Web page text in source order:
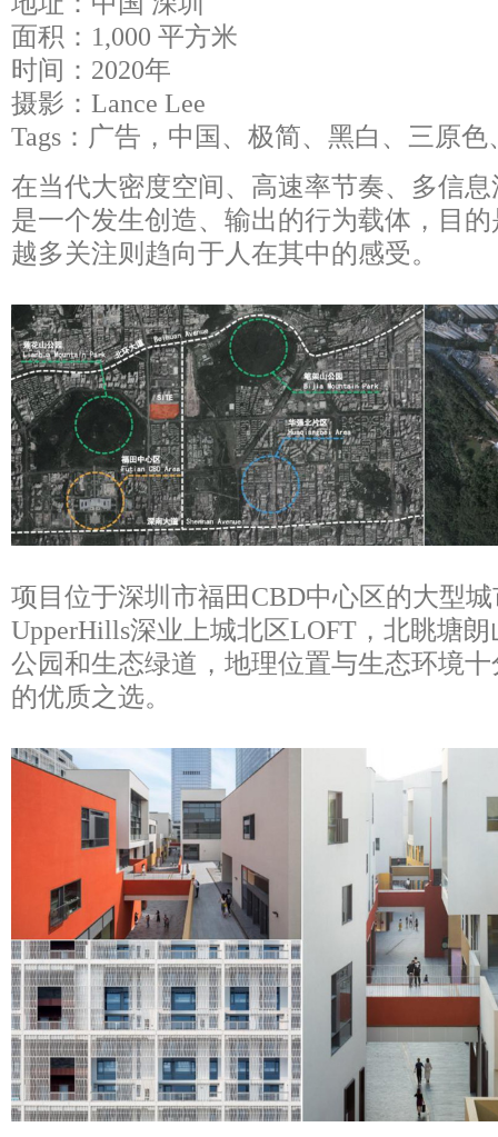
面积：1,000 平方米
时间：2020年
摄影：Lance Lee
Tags：广告，中国、极简、黑白、三原
在当代大密度空间、高速率节奏、多信
是一个发生创造、输出的行为载体，目
越多关注则趋向于人在其中的感受。
项目位于深圳市福田CBD中心区的大型
UpperHills深业上城北区LOFT，北眺塘
公园和生态绿道，地理位置与生态环境
的优质之选。